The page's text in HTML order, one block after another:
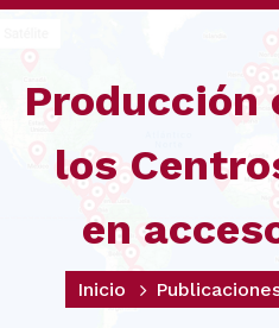
Producción
los
en
Inicio